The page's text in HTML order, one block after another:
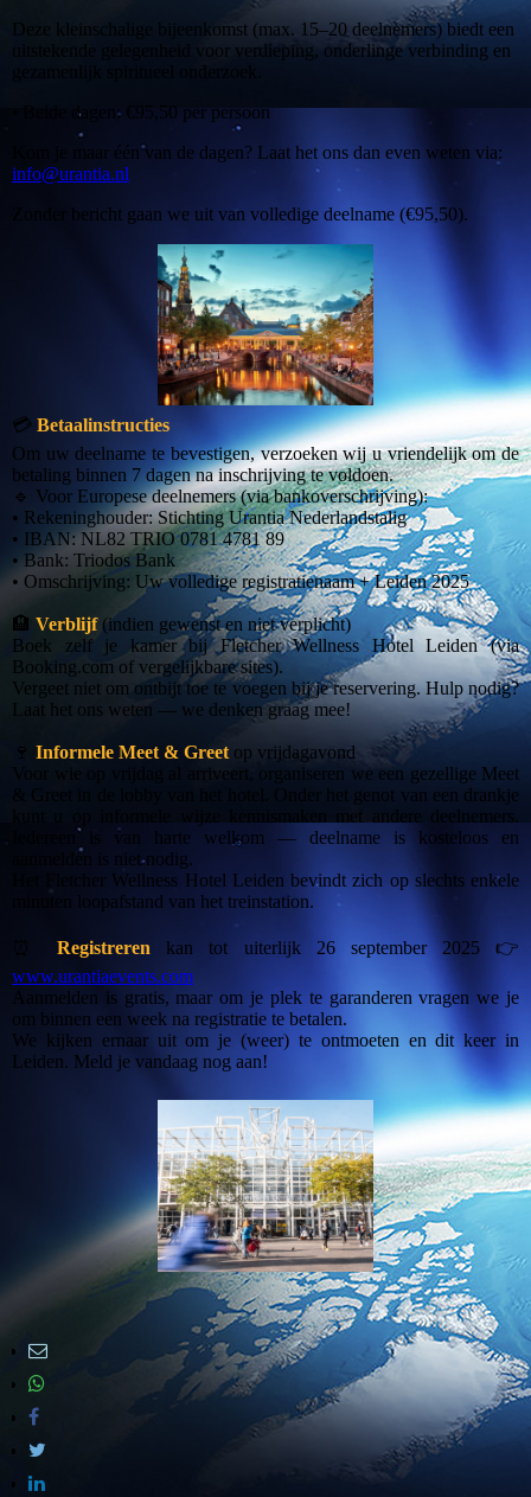
Deze kleinschalige bijeenkomst (max. 15–20 deelnemers) biedt een
uitstekende gelegenheid voor verdieping, onderlinge verbinding en
gezamenlijk spiritueel onderzoek.
• Beide dagen: €95,50 per persoon
Kom je maar één van de dagen? Laat het ons dan even weten via:
info@urantia.nl
Zonder bericht gaan we uit van volledige deelname (€95,50).
💳 Betaalinstructies
Om uw deelname te bevestigen, verzoeken wij u vriendelijk om de
betaling binnen 7 dagen na inschrijving te voldoen.
🔹 Voor Europese deelnemers (via bankoverschrijving):
• Rekeninghouder: Stichting Urantia Nederlandstalig
• IBAN: NL82 TRIO 0781 4781 89
• Bank: Triodos Bank
• Omschrijving: Uw volledige registratienaam + Leiden 2025
🏨 Verblijf(indien gewenst en niet verplicht)
Boek zelf je kamer bij Fletcher Wellness Hotel Leiden (via
Booking.com of vergelijkbare sites).
Vergeet niet om ontbijt toe te voegen bij je reservering. Hulp nodig?
Laat het ons weten — we denken graag mee!
🍷 Informele Meet & Greet op vrijdagavond
Voor wie op vrijdag al arriveert, organiseren we een gezellige Meet
& Greet in de lobby van het hotel. Onder het genot van een drankje
kunt u op informele wijze kennismaken met andere deelnemers.
Iedereen is van harte welkom — deelname is kosteloos en
aanmelden is niet nodig.
Het Fletcher Wellness Hotel Leiden bevindt zich op slechts enkele
minuten loopafstand van het treinstation.
⏰Registreren kan tot uiterlijk 26 september 2025 👉
www.urantiaevents.com
Aanmelden is gratis, maar om je plek te garanderen vragen we je
om binnen een week na registratie te betalen.
We kijken ernaar uit om je (weer) te ontmoeten en dit keer in
Leiden. Meld je vandaag nog aan!